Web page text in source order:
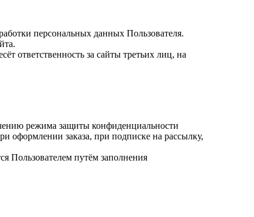
персональных данных Пользователя.
ответственность за сайты третьих лиц, на
режима защиты конфиденциальности
оформлении заказа, при подписке на рассылку,
Пользователем путём заполнения